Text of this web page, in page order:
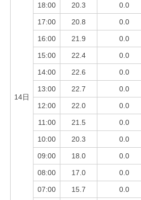
14日
18:00 20.3 0.0
17:00 20.8 0.0
16:00 21.9 0.0
15:00 22.4 0.0
14:00 22.6 0.0
13:00 22.7 0.0
12:00 22.0 0.0
11:00 21.5 0.0
10:00 20.3 0.0
09:00 18.0 0.0
08:00 17.0 0.0
07:00 15.7 0.0